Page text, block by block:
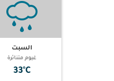
السبت
غيوم متناثرة
33°C